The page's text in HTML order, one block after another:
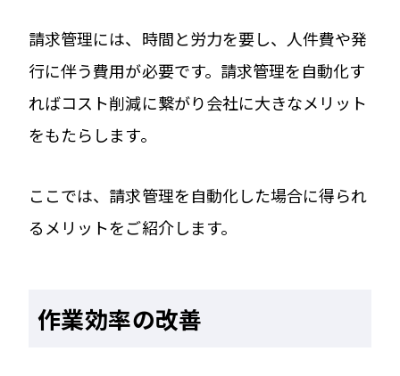
請求管理には、時間と労力を要し、人件費や発
行に伴う費用が必要です。請求管理を自動化す
ればコスト削減に繋がり会社に大きなメリット
をもたらします。
ここでは、請求管理を自動化した場合に得られ
るメリットをご紹介します。
作業効率の改善